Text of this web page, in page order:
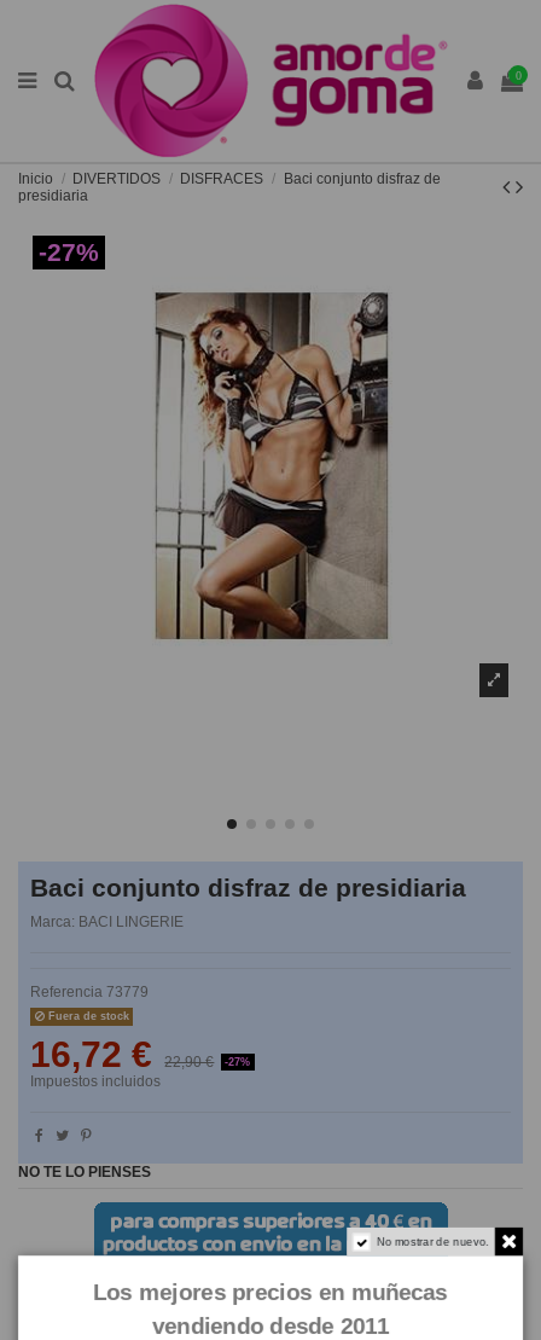
0
Inicio DIVERTIDOS DISFRACES
Baci conjunto disfraz de
presidiaria
-27%
Baci conjunto disfraz de presidiaria
Marca: BACI LINGERIE
Referencia 73779
Fuera de stock
16,72 € 22,90 € -27%
Impuestos incluidos
NO TE LO PIENSES
No mostrar de nuevo.
Los mejores precios en muñecas
vendiendo desde 2011